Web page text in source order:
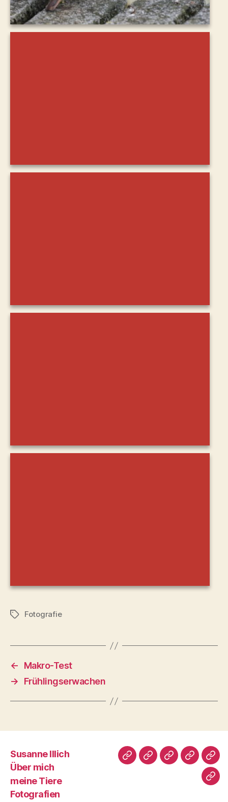
Schlagwörter
Fotografie
←
Makro-Test
→
Frühlingserwachen
Susanne Illich
Über mich
meine Tiere
Fotografien
Susanne
Übermeine